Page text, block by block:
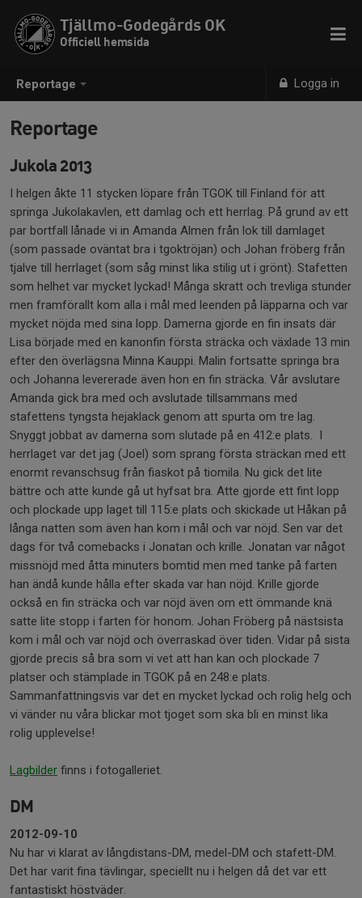
Reportage Logga in
Tjällmo-Godegårds OK
Officiell hemsida
Reportage
Jukola 2013
I helgen åkte 11 stycken löpare från TGOK till Finland för att
springa Jukolakavlen, ett damlag och ett herrlag. På grund av ett
par bortfall lånade vi in Amanda Almen från lok till damlaget
(som passade oväntat bra i tgoktröjan) och Johan fröberg från
tjalve till herrlaget (som såg minst lika stilig ut i grönt). Stafetten
som helhet var mycket lyckad! Många skratt och trevliga stunder
men framförallt kom alla i mål med leenden på läpparna och var
mycket nöjda med sina lopp. Damerna gjorde en fin insats där
Lisa började med en kanonfin första sträcka och växlade 13 min
efter den överlägsna Minna Kauppi. Malin fortsatte springa bra
och Johanna levererade även hon en fin sträcka. Vår avslutare
Amanda gick bra med och avslutade tillsammans med
stafettens tyngsta hejaklack genom att spurta om tre lag.
Snyggt jobbat av damerna som slutade på en 412:e plats. I
herrlaget var det jag (Joel) som sprang första sträckan med ett
enormt revanschsug från fiaskot på tiomila. Nu gick det lite
bättre och atte kunde gå ut hyfsat bra. Atte gjorde ett fint lopp
och plockade upp laget till 115:e plats och skickade ut Håkan på
långa natten som även han kom i mål och var nöjd. Sen var det
dags för två comebacks i Jonatan och krille. Jonatan var något
missnöjd med åtta minuters bomtid men med tanke på farten
han ändå kunde hålla efter skada var han nöjd. Krille gjorde
också en fin sträcka och var nöjd även om ett ömmande knä
satte lite stopp i farten för honom. Johan Fröberg på nästsista
kom i mål och var nöjd och överraskad över tiden. Vidar på sista
gjorde precis så bra som vi vet att han kan och plockade 7
platser och stämplade in TGOK på en 248:e plats.
Sammanfattningsvis var det en mycket lyckad och rolig helg och
vi vänder nu våra blickar mot tjoget som ska bli en minst lika
rolig upplevelse!
Lagbilder finns i fotogalleriet.
DM
2012-09-10
Nu har vi klarat av långdistans-DM, medel-DM och stafett-DM.
Det har varit fina tävlingar, speciellt nu i helgen då det var ett
fantastiskt höstväder.